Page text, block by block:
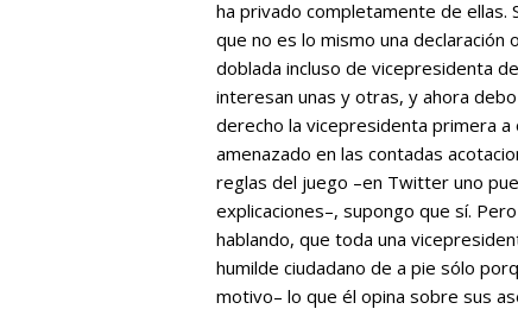
ha privado completamente de ellas.
que no es lo mismo una declaración
doblada incluso de vicepresidenta
interesan unas y otras, y ahora
derecho la vicepresidenta primera a
amenazado en las contadas
reglas del juego –en Twitter uno
explicaciones–, supongo que sí.
hablando, que toda una
humilde ciudadano de a pie sólo
motivo– lo que él opina sobre sus